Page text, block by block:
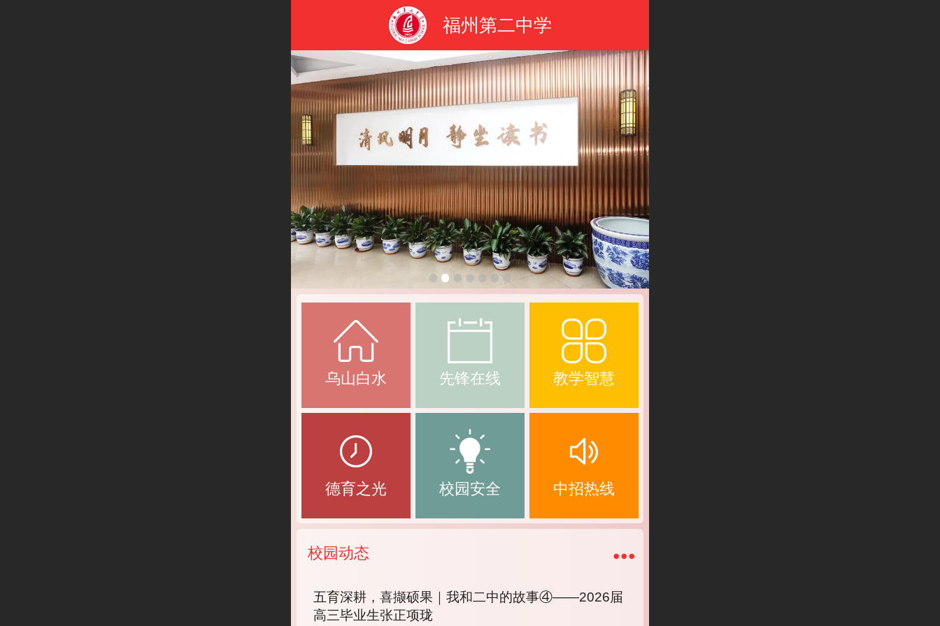
福州第二中学
乌山白水 先锋在线 教学智慧
德育之光 校园安全 中招热线
校园动态
五育深耕，喜撷硕果｜我和二中的故事④——2026届
高三毕业生张正项珑